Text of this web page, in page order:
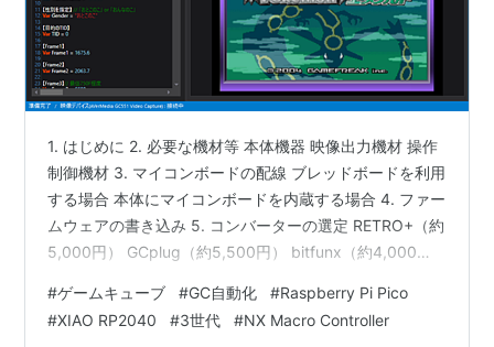
1. はじめに 2. 必要な機材等 本体機器 映像出力機材 操作
制御機材 3. マイコンボードの配線 ブレッドボードを利用
する場合 本体にマイコンボードを内蔵する場合 4. ファー
ムウェアの書き込み 5. コンバーターの選定 RETRO+（約
5,000円） GCplug（約5,500円） bitfunx（約4,000
の選定 GV-USB2（約7,000円） GC550 Plus（中古で約
8,000円） GV-USB3 HDS（約18,500円） Elgato
#ゲームキューブ #GC自動化 #Raspberry Pi Pico
#XIAO RP2040 #3世代 #NX Macro Controller